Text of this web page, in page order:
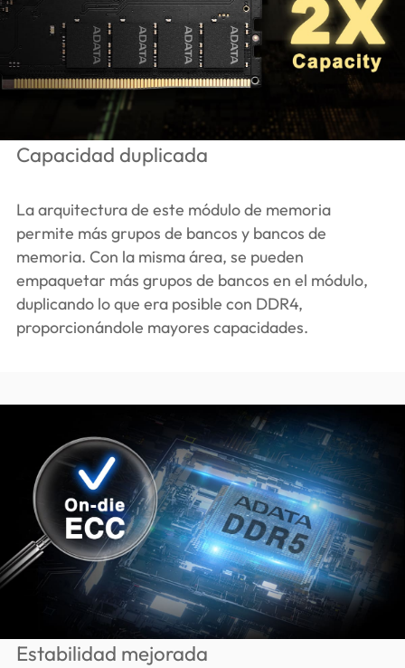
Capacidad duplicada
La arquitectura de este módulo de memoria
permite más grupos de bancos y bancos de
memoria. Con la misma área, se pueden
empaquetar más grupos de bancos en el módulo,
duplicando lo que era posible con DDR4,
proporcionándole mayores capacidades.
Estabilidad mejorada